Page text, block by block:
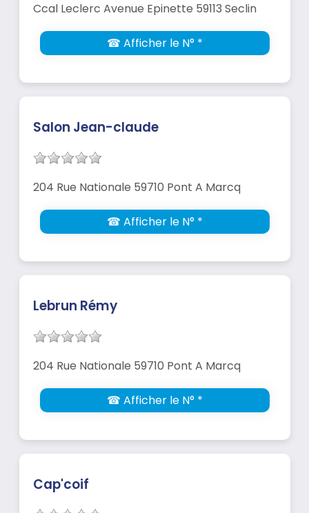
Ccal Leclerc Avenue Epinette 59113 Seclin
☎ Afficher le N° *
Salon Jean-claude
204 Rue Nationale 59710 Pont A Marcq
☎ Afficher le N° *
Lebrun Rémy
204 Rue Nationale 59710 Pont A Marcq
☎ Afficher le N° *
Cap'coif